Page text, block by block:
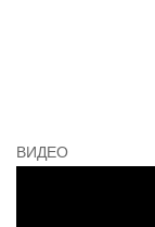
ВИДЕО